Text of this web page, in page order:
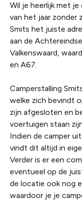
Wil je heerlijk met je
van het jaar zonder
Smits het juiste
aan de
Valkenswaard,
en A67.
Camperstalling
welke zich bevindt
zijn afgesloten en
voertuigen staan
Indien de camper
vindt dit altijd in
Verder is er een
eventueel op de
de locatie ook nog
waardoor je je